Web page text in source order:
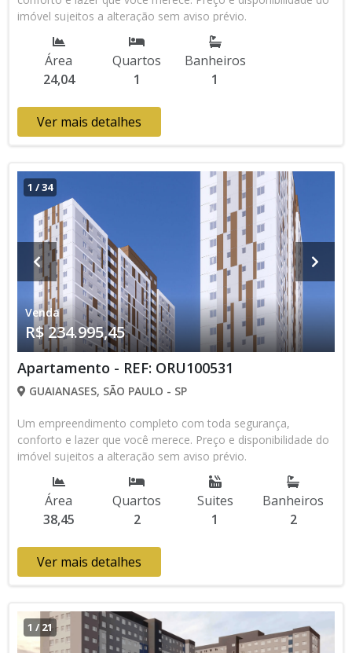
imóvel sujeitos a alteração sem aviso prévio.
Área
24,04
Quartos
1
Banheiros
1
Ver mais detalhes
1 /34
Venda
R$ 234.995,45
Apartamento - REF: ORU100531
GUAIANASES, SÃO PAULO - SP
Um empreendimento completo com toda segurança,
conforto e lazer que você merece. Preço e disponibilidade do
imóvel sujeitos a alteração sem aviso prévio.
Área
38,45
Quartos
2
Suites
1
Banheiros
2
Ver mais detalhes
1 / 21